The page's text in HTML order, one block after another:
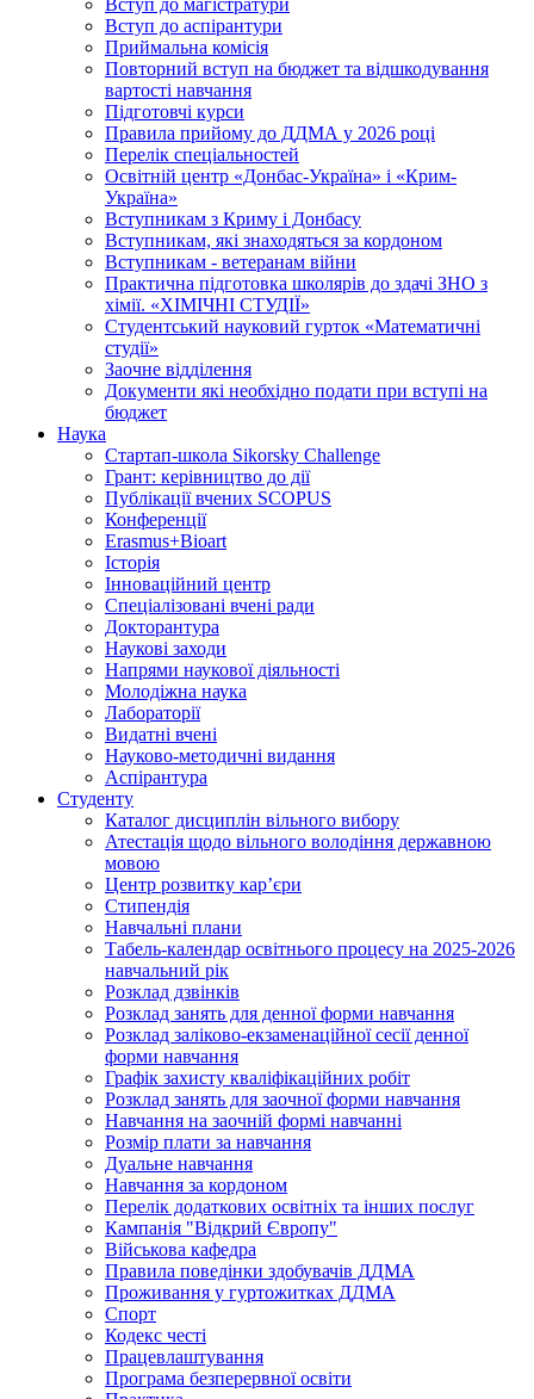
Вступ до аспірантури
Приймальна комісія
Повторний вступ на бюджет та відшкодування
вартості навчання
Підготовчі курси
Правила прийому до ДДМА у 2026 році
Перелік спеціальностей
Освітній центр «Донбас-Україна» і «Крим-
Україна»
Вступникам з Криму і Донбасу
Вступникам, які знаходяться за кордоном
Вступникам - ветеранам війни
Практична підготовка школярів до здачі ЗНО з
хімії. «ХІМІЧНІ СТУДІЇ»
Студентський науковий гурток «Математичні
студії»
Заочне відділення
Документи які необхідно подати при вступі на
бюджет
Наука
Стартап-школа Sikorsky Challenge
Грант: керівництво до дії
Публікації вчених SCOPUS
Конференції
Erasmus+Bioart
Історія
Інноваційний центр
Спеціалізовані вчені ради
Докторантура
Наукові заходи
Напрями наукової діяльності
Молодіжна наука
Лабораторії
Видатні вчені
Науково-методичні видання
Аспірантура
Студенту
Каталог дисциплін вільного вибору
Атестація щодо вільного володіння державною
мовою
Центр розвитку кар’єри
Стипендія
Навчальні плани
Табель-календар освітнього процесу на 2025-2026
навчальний рік
Розклад дзвінків
Розклад занять для денної форми навчання
Розклад заліково-екзаменаційної сесії денної
форми навчання
Графік захисту кваліфікаційних робіт
Розклад занять для заочної форми навчання
Навчання на заочній формі навчанні
Розмір плати за навчання
Дуальне навчання
Навчання за кордоном
Перелік додаткових освітніх та інших послуг
Кампанія "Відкрий Європу"
Військова кафедра
Правила поведінки здобувачів ДДМА
Проживання у гуртожитках ДДМА
Спорт
Кодекс честі
Працевлаштування
Програма безперервної освіти